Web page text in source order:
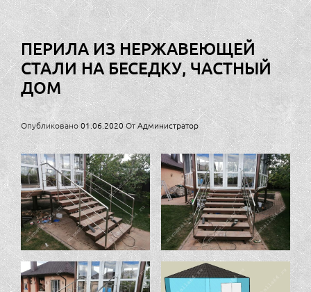
ПЕРИЛА ИЗ НЕРЖАВЕЮЩЕЙ
СТАЛИ НА БЕСЕДКУ, ЧАСТНЫЙ
ДОМ
Опубликовано01.06.2020ОтАдминистратор